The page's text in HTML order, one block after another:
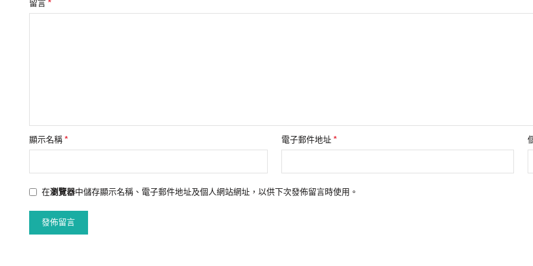
留言 *
顯示名稱 * 電子郵件地址 *
在瀏覽器中儲存顯示名稱、電子郵件地址及個人網站網址，以供下次發佈留言時使用。